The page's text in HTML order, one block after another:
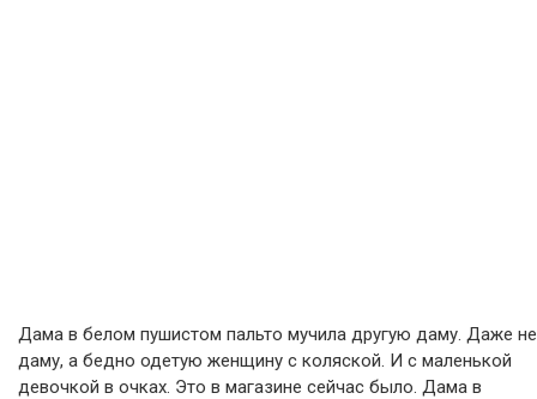
Дама в белом пушистом пальто мучила другую даму. Даже не
даму, а бедно одетую женщину с коляской. И с маленькой
девочкой в очках. Это в магазине сейчас было. Дама в